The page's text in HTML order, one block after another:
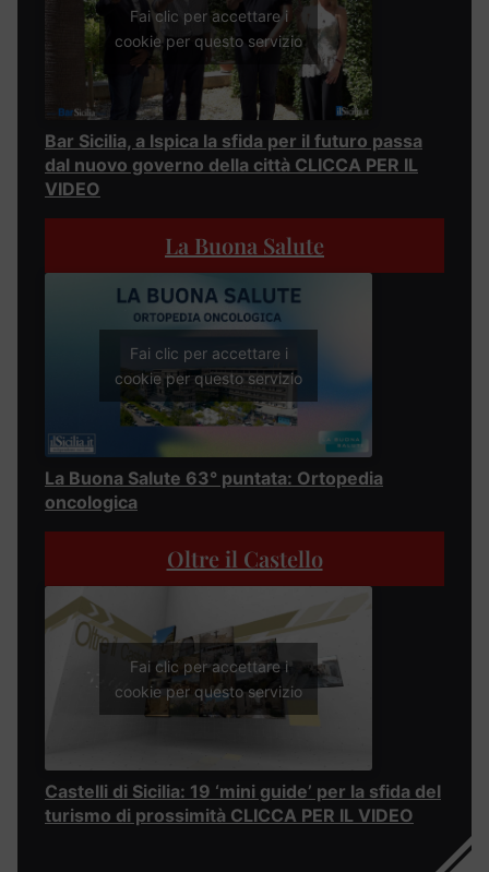
Fai clic per accettare i
cookie per questo servizio
Bar Sicilia, a Ispica la sfida per il futuro passa
dal nuovo governo della città CLICCA PER IL
VIDEO
La Buona Salute
Fai clic per accettare i
cookie per questo servizio
La Buona Salute 63° puntata: Ortopedia
oncologica
Oltre il Castello
Fai clic per accettare i
cookie per questo servizio
Castelli di Sicilia: 19 ‘mini guide’ per la sfida del
turismo di prossimità CLICCA PER IL VIDEO